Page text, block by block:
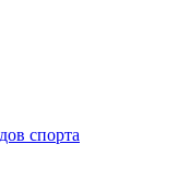
спорта